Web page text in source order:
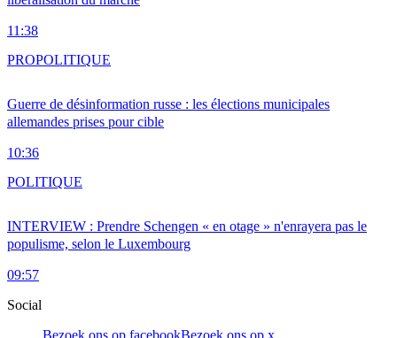
11:38
Guerre de désinformation russe : les élections municipales
allemandes prises pour cible
10:36
PROPOLITIQUE
INTERVIEW : Prendre Schengen « en otage » n'enrayera pas le
populisme, selon le Luxembourg
09:57
POLITIQUE
Social